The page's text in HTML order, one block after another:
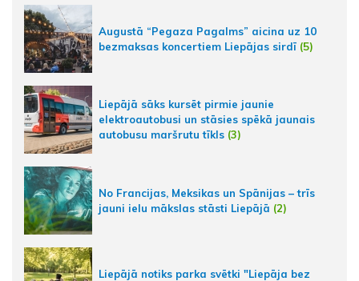
Augustā “Pegaza Pagalms” aicina uz 10
bezmaksas koncertiem Liepājas sirdī (5)
Liepājā sāks kursēt pirmie jaunie
elektroautobusi un stāsies spēkā jaunais
autobusu maršrutu tīkls (3)
No Francijas, Meksikas un Spānijas – trīs
jauni ielu mākslas stāsti Liepājā (2)
Liepājā notiks parka svētki "Liepāja bez